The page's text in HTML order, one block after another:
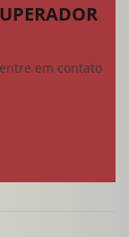
em contato